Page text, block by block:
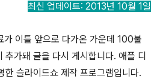
최신 업데이트: 2013년 10월 1일
가 이틀 앞으로 다가온 가운데 100불
추가돼 글을 다시 게시합니다. 애플 디
한 슬라이드쇼 제작 프로그램입니다.